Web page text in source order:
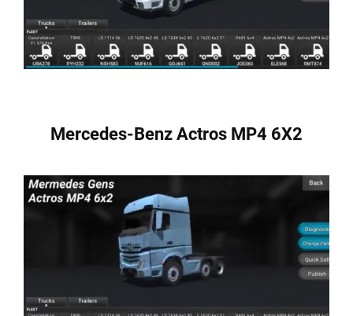
Mercedes-Benz Actros MP4 6X2